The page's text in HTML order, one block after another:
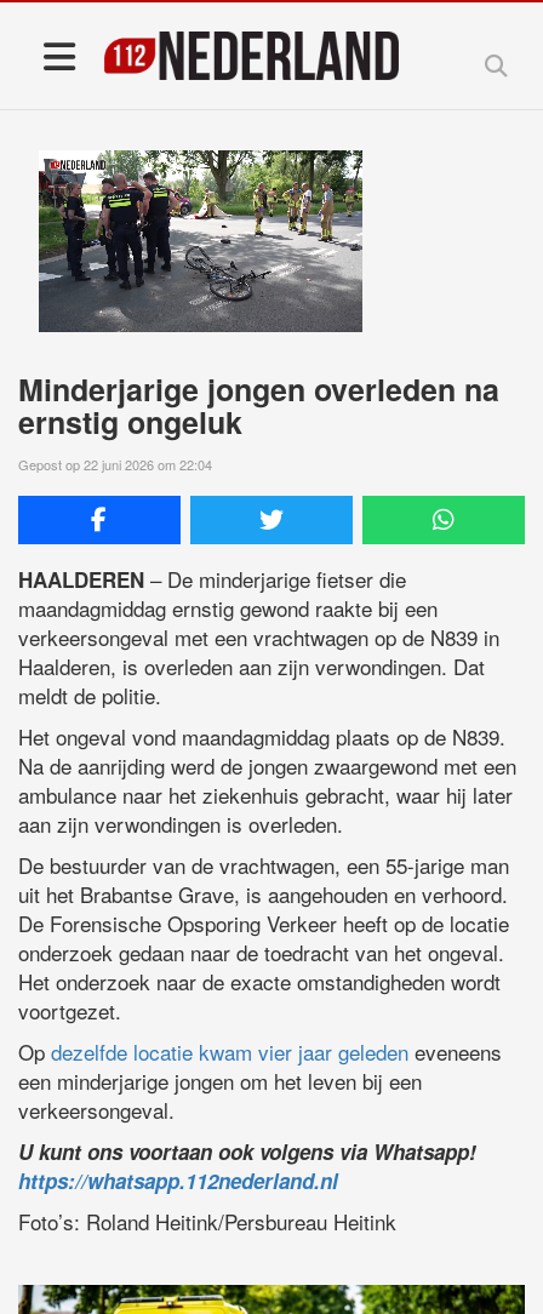
Minderjarige jongen overleden na
ernstig ongeluk
Gepost op 22 juni 2026 om 22:04
HAALDEREN – De minderjarige fietser die
maandagmiddag ernstig gewond raakte bij een
verkeersongeval met een vrachtwagen op de N839 in
Haalderen, is overleden aan zijn verwondingen. Dat
meldt de politie.
Het ongeval vond maandagmiddag plaats op de N839.
Na de aanrijding werd de jongen zwaargewond met een
ambulance naar het ziekenhuis gebracht, waar hij later
aan zijn verwondingen is overleden.
De bestuurder van de vrachtwagen, een 55-jarige man
uit het Brabantse Grave, is aangehouden en verhoord.
De Forensische Opsporing Verkeer heeft op de locatie
onderzoek gedaan naar de toedracht van het ongeval.
Het onderzoek naar de exacte omstandigheden wordt
voortgezet.
Op dezelfde locatie kwam vier jaar geleden eveneens
een minderjarige jongen om het leven bij een
verkeersongeval.
U kunt ons voortaan ook volgens via Whatsapp!
https://whatsapp.112nederland.nl
Foto’s: Roland Heitink/Persbureau Heitink